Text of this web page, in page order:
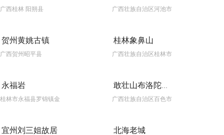
广西桂林 阳朔县 广西壮族自治区河池市巴马
贺州黄姚古镇
广西贺州昭平县
桂林象鼻山
广西壮族自治区桂林市滨江路
永福岩
敢壮山布洛陀文化旅游区
宜州刘三姐故居 北海老城